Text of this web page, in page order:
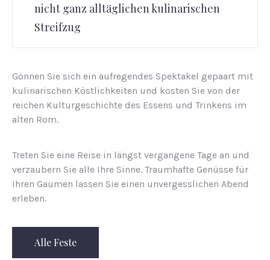
nicht ganz alltäglichen kulinarischen
Streifzug
Gön­nen Sie sich ein auf­re­gen­des Spek­ta­kel ge­paart mit
ku­li­na­ri­schen Köst­lich­kei­ten und kosten Sie von der
reichen Kulturgeschichte des Essens und Trinkens im
alten Rom.
Tre­ten Sie eine Reise in längst ver­gan­ge­ne Tage an und
ver­zau­bern Sie alle Ihre Sinne. Traum­haf­te Ge­nüs­se für
Ihren Gau­men las­sen Sie einen un­ver­gess­li­chen Abend
er­le­ben.
Alle Feste